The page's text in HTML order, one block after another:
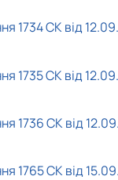
1734 СК від 12.09.
1735 СК від 12.09.
1736 СК від
1765 CK від